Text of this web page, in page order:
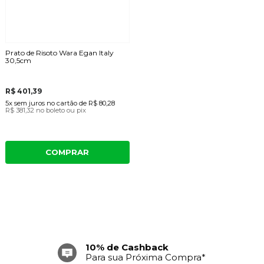
Prato de Risoto Wara Egan Italy
30,5cm
R$ 401,39
5x sem juros no cartãode R$ 80,28
R$ 381,32 no boleto ou pix
COMPRAR
10% de Cashback
Para sua Próxima Compra*